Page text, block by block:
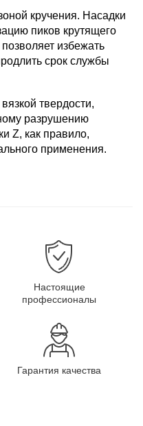
кручения. Насадки
пиков крутящего
избежать
срок службы
твердости,
разрушению
Z, как правило,
применения.
Настоящие
профессионалы
Гарантия качества